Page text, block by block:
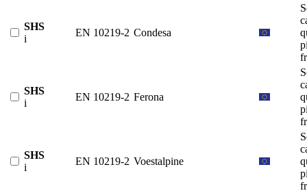
SHS
i
EN 10219-2 Condesa
SHS
i
EN 10219-2 Ferona
SHS
i
EN 10219-2 Voestalpine